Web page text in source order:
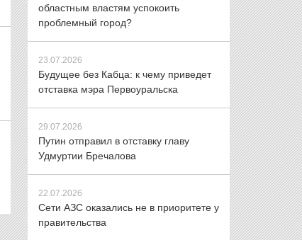
областным властям успокоить
проблемный город?
23.07.2026
Будущее без Кабца: к чему приведет
отставка мэра Первоуральска
29.07.2026
Путин отправил в отставку главу
Удмуртии Бречалова
22.07.2026
Сети АЗС оказались не в приоритете у
правительства